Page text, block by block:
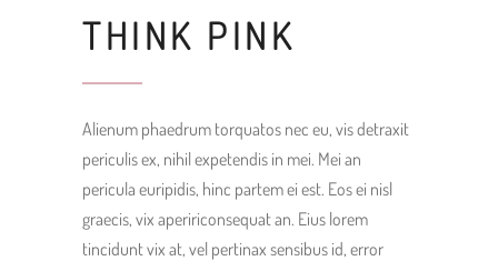
THINK PINK
Alienum phaedrum torquatos nec eu, vis detraxit
periculis ex, nihil expetendis in mei. Mei an
pericula euripidis, hinc partem ei est. Eos ei nisl
graecis, vix apeririconsequat an. Eius lorem
tincidunt vix at, vel pertinax sensibus id, error